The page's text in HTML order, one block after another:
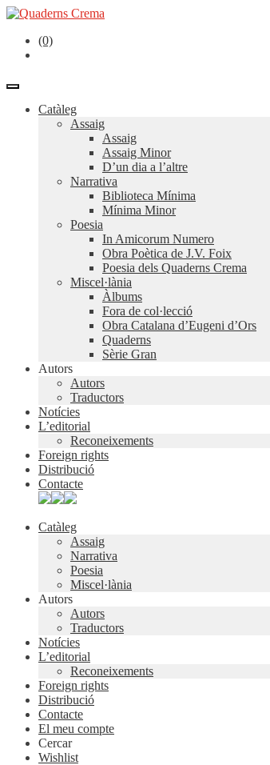
(0)
Catàleg
Assaig
Assaig
Assaig Minor
D’un dia a l’altre
Narrativa
Biblioteca Mínima
Mínima Minor
Poesia
In Amicorum Numero
Obra Poètica de J.V. Foix
Poesia dels Quaderns Crema
Miscel·lània
Àlbums
Fora de col·lecció
Obra Catalana d’Eugeni d’Ors
Quaderns
Sèrie Gran
Autors
Autors
Traductors
Notícies
L’editorial
Reconeixements
Foreign rights
Distribució
Contacte
Catàleg
Assaig
Narrativa
Poesia
Miscel·lània
Autors
Autors
Traductors
Notícies
L’editorial
Reconeixements
Foreign rights
Distribució
Contacte
El meu compte
Cercar
Wishlist